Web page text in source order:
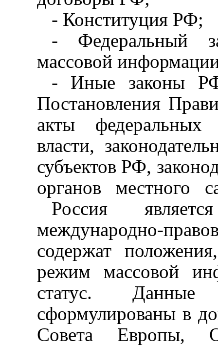
- Конституция РФ;
- Федеральный
массовой
- Иные законы
Постановления
акты федеральных
власти,
субъектов РФ,
органов
местного
Россия
международно-
содержат
режим массовой
статус. Данные
сформулированы в
Совета